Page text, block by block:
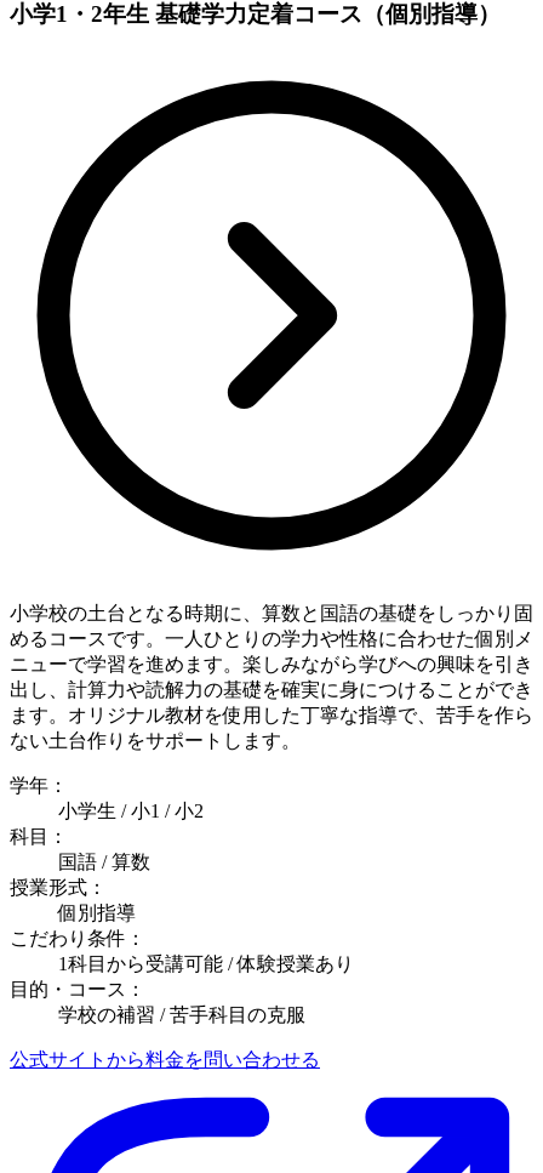
小学1・2年生 基礎学力定着コース（個別指導）
小学校の土台となる時期に、算数と国語の基礎をしっかり固
めるコースです。一人ひとりの学力や性格に合わせた個別メ
ニューで学習を進めます。楽しみながら学びへの興味を引き
出し、計算力や読解力の基礎を確実に身につけることができ
ます。オリジナル教材を使用した丁寧な指導で、苦手を作ら
ない土台作りをサポートします。
学年：
小学生 / 小1 / 小2
科目：
国語 / 算数
授業形式：
個別指導
こだわり条件：
1科目から受講可能 / 体験授業あり
目的・コース：
学校の補習 / 苦手科目の克服
公式サイトから料金を問い合わせる